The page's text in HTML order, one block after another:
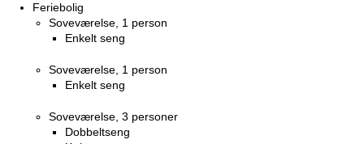
Feriebolig
Soveværelse, 1 person
Enkelt seng
Soveværelse, 1 person
Enkelt seng
Soveværelse, 3 personer
Dobbeltseng